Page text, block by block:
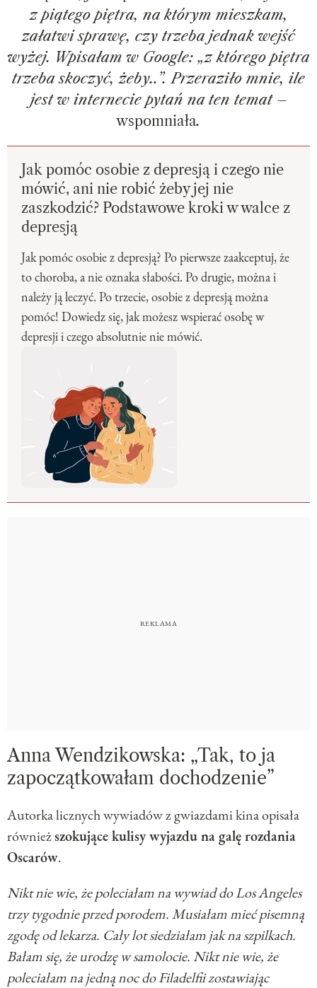
z piątego piętra, na którym mieszkam,
załatwi sprawę, czy trzeba jednak wejść
wyżej. Wpisałam w Google: „z którego piętra
trzeba skoczyć, żeby..”. Przeraziło mnie, ile
jest w internecie pytań na ten temat –
wspomniała.
Jak pomóc osobie z depresją i czego nie
mówić, ani nie robić żeby jej nie
zaszkodzić? Podstawowe kroki w walce z
depresją
Jak pomóc osobie z depresją? Po pierwsze zaakceptuj, że
to choroba, a nie oznaka słabości. Po drugie, można i
należy ją leczyć. Po trzecie, osobie z depresją można
pomóc! Dowiedz się, jak możesz wspierać osobę w
depresji i czego absolutnie nie mówić.
Anna Wendzikowska: „Tak, to ja
zapoczątkowałam dochodzenie”
Autorka licznych wywiadów z gwiazdami kina opisała
równieższokujące kulisy wyjazdu na galę rozdania
Oscarów.
Nikt nie wie, że poleciałam na wywiad do Los Angeles
trzy tygodnie przed porodem. Musiałam mieć pisemną
zgodę od lekarza. Cały lot siedziałam jak na szpilkach.
Bałam się, że urodzę w samolocie. Nikt nie wie, że
poleciałam na jedną noc do Filadelfii zostawiając